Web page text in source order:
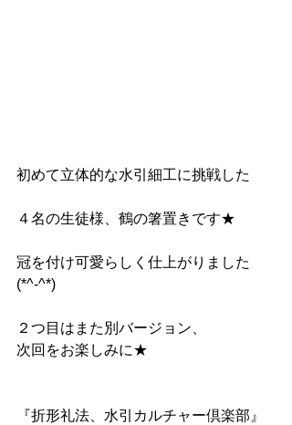
初めて立体的な水引細工に挑戦した
４名の生徒様、鶴の箸置きです★
冠を付け可愛らしく仕上がりました
(*^-^*)
２つ目はまた別バージョン、
次回をお楽しみに★
『折形礼法、水引カルチャー倶楽部』